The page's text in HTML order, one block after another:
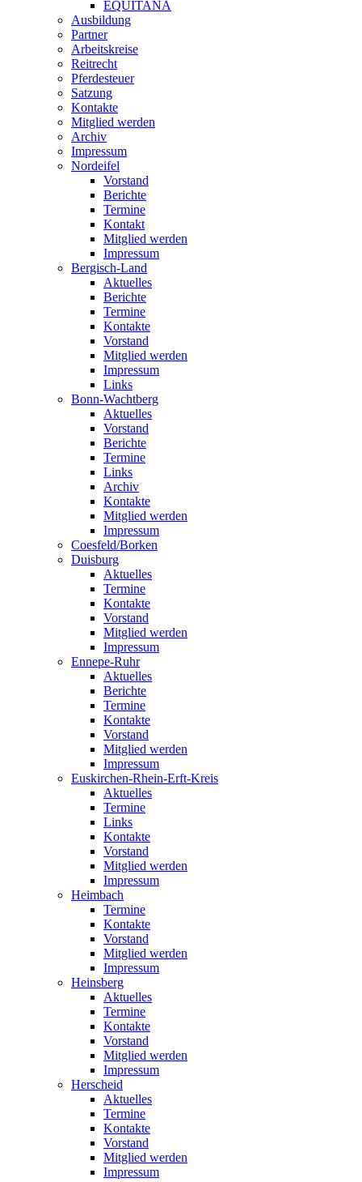
EQUITANA
Ausbildung
Partner
Arbeitskreise
Reitrecht
Pferdesteuer
Satzung
Kontakte
Mitglied werden
Archiv
Impressum
Nordeifel
Vorstand
Berichte
Termine
Kontakt
Mitglied werden
Impressum
Bergisch-Land
Aktuelles
Berichte
Termine
Kontakte
Vorstand
Mitglied werden
Impressum
Links
Bonn-Wachtberg
Aktuelles
Vorstand
Berichte
Termine
Links
Archiv
Kontakte
Mitglied werden
Impressum
Coesfeld/Borken
Duisburg
Aktuelles
Termine
Kontakte
Vorstand
Mitglied werden
Impressum
Ennepe-Ruhr
Aktuelles
Berichte
Termine
Kontakte
Vorstand
Mitglied werden
Impressum
Euskirchen-Rhein-Erft-Kreis
Aktuelles
Termine
Links
Kontakte
Vorstand
Mitglied werden
Impressum
Heimbach
Termine
Kontakte
Vorstand
Mitglied werden
Impressum
Heinsberg
Aktuelles
Termine
Kontakte
Vorstand
Mitglied werden
Impressum
Herscheid
Aktuelles
Termine
Kontakte
Vorstand
Mitglied werden
Impressum